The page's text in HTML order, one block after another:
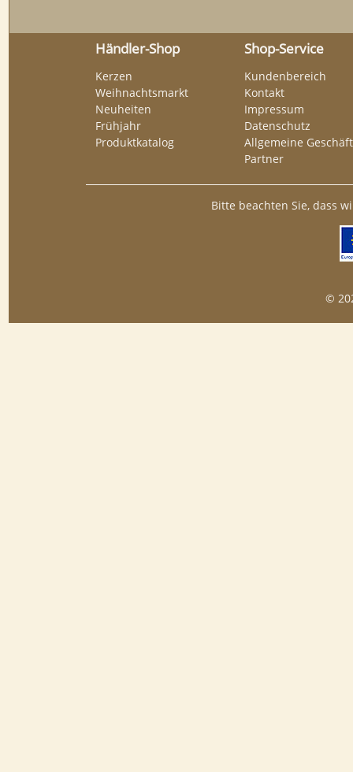
Händler-Shop Shop-Service
Kerzen
Weihnachtsmarkt
Neuheiten
Frühjahr
Produktkatalog
Kundenbereich
Kontakt
Impressum
Datenschutz
Allgemeine
Partner
Bitte beachten Sie, dass
©